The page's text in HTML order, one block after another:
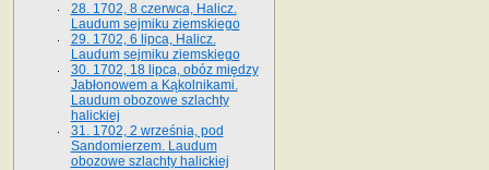
28. 1702, 8 czerwca, Halicz.
Laudum sejmiku ziemskiego
29. 1702, 6 lipca, Halicz.
Laudum sejmiku ziemskiego
30. 1702, 18 lipca, obóz między
Jabłonowem a Kąkolnikami.
Laudum obozowe szlachty
halickiej
31. 1702, 2 września, pod
Sandomierzem. Laudum
obozowe szlachty halickiej